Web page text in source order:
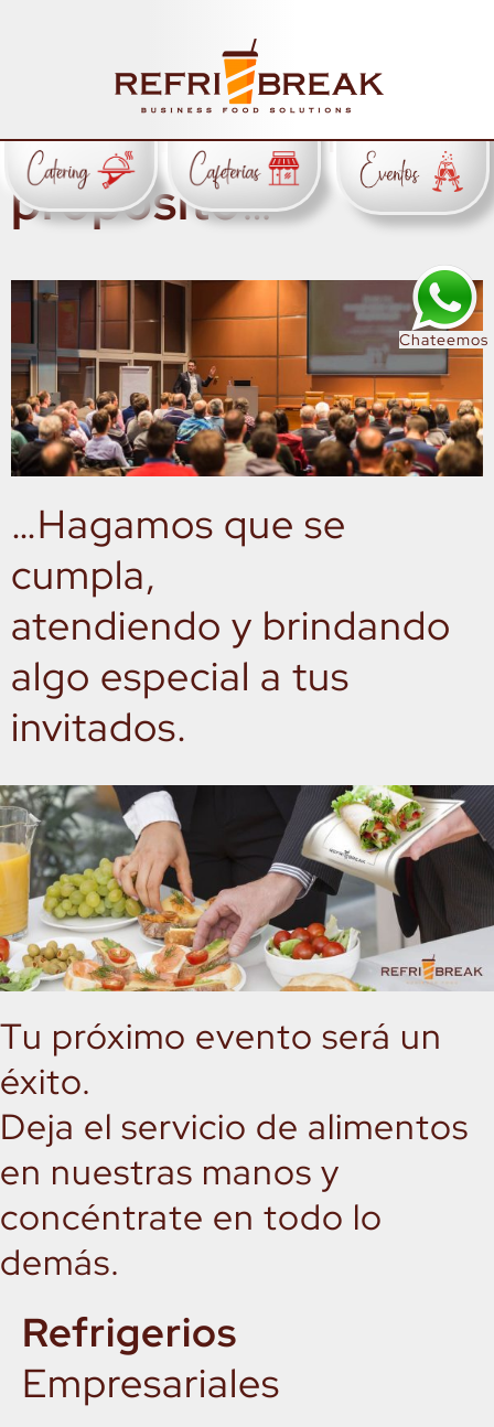
Chateemos
eventos y
reunionestienen un
propósito…
…Hagamos que se
cumpla,
atendiendo y brindando
algo especial a tus
invitados.
Tu próximo evento será un
éxito.
Deja el servicio de alimentos
en nuestras manos y
concéntrate en todo lo
demás.
Refrigerios
Empresariales